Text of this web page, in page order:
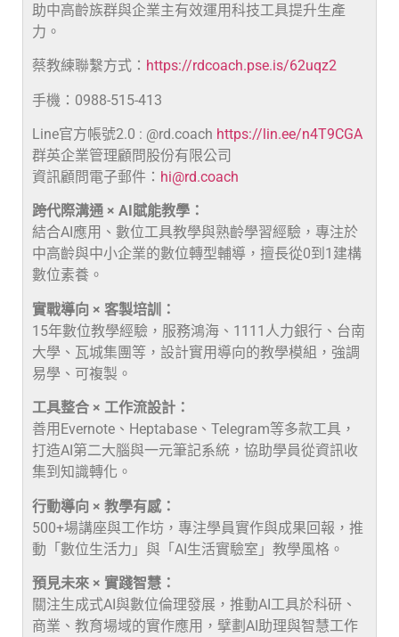
助中高齡族群與企業主有效運用科技工具提升生產
力。
蔡教練聯繫方式： https://rdcoach.pse.is/62uqz2
手機：0988-515-413
Line官方帳號2.0 : @rd.coach https://lin.ee/n4T9CGA
群英企業管理顧問股份有限公司
資訊顧問電子郵件： hi@rd.coach
跨代際溝通 × AI賦能教學：
結合AI應用、數位工具教學與熟齡學習經驗，專注於
中高齡與中小企業的數位轉型輔導，擅長從0到1建構
數位素養。
實戰導向 × 客製培訓：
15年數位教學經驗，服務鴻海、1111人力銀行、台南
大學、瓦城集團等，設計實用導向的教學模組，強調
易學、可複製。
工具整合 × 工作流設計：
善用Evernote、Heptabase、Telegram等多款工具，
打造AI第二大腦與一元筆記系統，協助學員從資訊收
集到知識轉化。
行動導向 × 教學有感：
500+場講座與工作坊，專注學員實作與成果回報，推
動「數位生活力」與「AI生活實驗室」教學風格。
預見未來 × 實踐智慧：
關注生成式AI與數位倫理發展，推動AI工具於科研、
商業、教育場域的實作應用，擘劃AI助理與智慧工作